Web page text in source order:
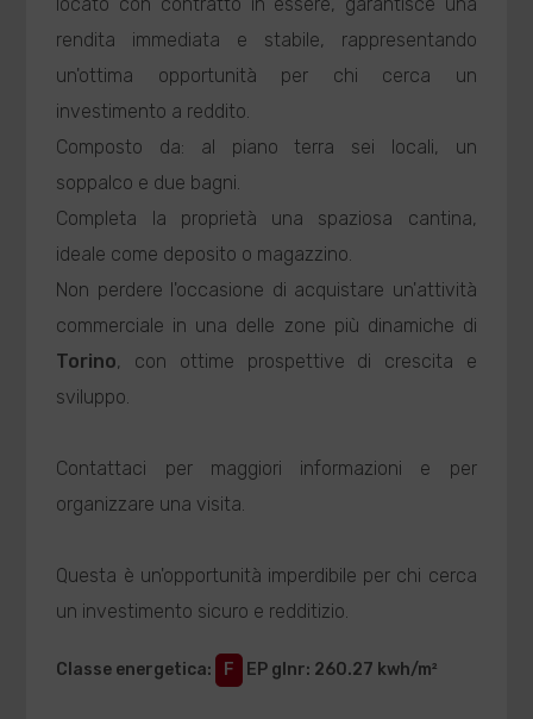
rendita immediata e stabile, rappresentando
un'ottima opportunità per chi cerca un
investimento a reddito.
Composto da: al piano terra sei locali, un
soppalco e due bagni.
Completa la proprietà una spaziosa cantina,
ideale come deposito o magazzino.
Non perdere l'occasione di acquistare un'attività
commerciale in una delle zone più dinamiche di
Torino, con ottime prospettive di crescita e
sviluppo.
Contattaci per maggiori informazioni e per
organizzare una visita.
Questa è un'opportunità imperdibile per chi cerca
un investimento sicuro e redditizio.
Classe energetica: F EP glnr: 260.27 kwh/m²